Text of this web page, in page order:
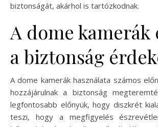
biztonságát, akárhol is tartózkodnak.
A dome kamerák
a biztonság
A dome kamerák használata számos
hozzájárulnak a biztonság
legfontosabb előnyük, hogy diszkrét
teszi, hogy a megfigyelés